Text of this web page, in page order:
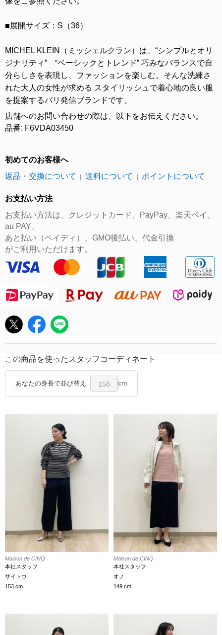
■展開サイズ：S（36）
MICHEL KLEIN（ミッシェルクラン）は、“シンプルとオリ
ジナリティ” “ベーシックとトレンド” 巧みなバランスで自
分らしさを表現し、ファッションを楽しむ。そんな洗練さ
れた大人の女性が求める スタイリッシュで着心地の良い服
を提案するパリ発信ブランドです。
店舗へのお問い合わせの際は、以下をお伝えください。
品番: F6VDA03450
初めてのお客様へ
返品・交換について
送料について ポイントについて
お支払い方法
お支払い方法は、クレジットカード、PayPay、楽天ペイ、
au PAY、
あと払い（ペイディ）、GMO後払い、代金引換
がご利用いただけます。
この商品を使ったスタッフコーディネート
あなたの身長で並び替え 158 cm
Maison de CINQ
本社スタッフ
サイトウ
153 cm
Maison de CINQ
本社スタッフ
オノ
149 cm